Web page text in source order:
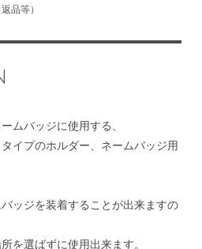
品等）
ムバッジに使用する、
イプのホルダー、ネームバッジ用
ッジを装着することが出来ますの
を選ばずに使用出来ます。